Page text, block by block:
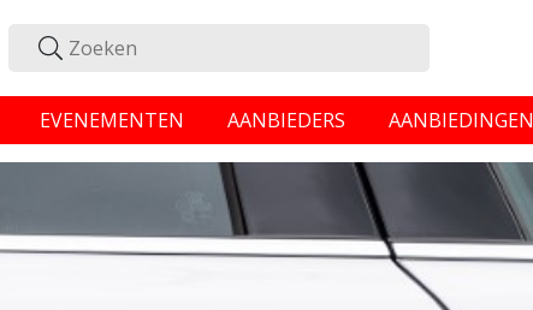
EVENEMENTEN AANBIEDERS AANBIEDINGEN